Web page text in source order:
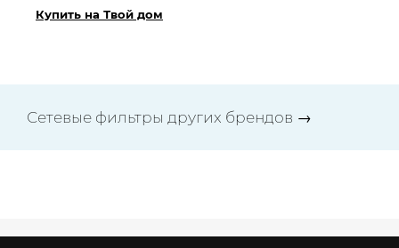
Купить на Твой дом
Сетевые фильтры других брендов →